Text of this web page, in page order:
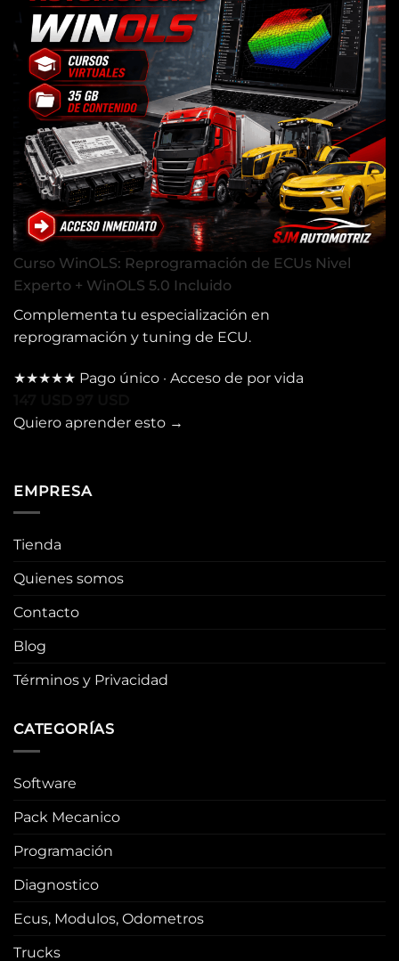
Curso WinOLS: Reprogramación de ECUs Nivel
Experto + WinOLS 5.0 Incluido
Complementa tu especialización en
reprogramación y tuning de ECU.
★★★★★ Pago único · Acceso de por vida
Quiero aprender esto →
EMPRESA
Tienda
Quienes somos
Contacto
Blog
Términos y Privacidad
CATEGORÍAS
Software
Pack Mecanico
Programación
Diagnostico
Ecus, Modulos, Odometros
Trucks